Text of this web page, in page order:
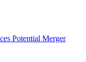
Potential Merger